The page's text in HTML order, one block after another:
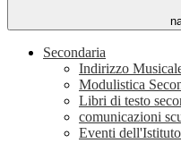
Secondaria
Indirizzo
Modulistica
Libri di testo
comunicazioni
Eventi